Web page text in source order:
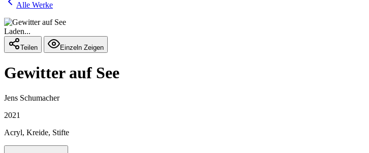
Alle Werke
Laden...
Teilen Einzeln Zeigen
Gewitter auf See
Jens Schumacher
2021
Acryl, Kreide, Stifte